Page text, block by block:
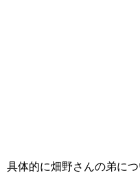
具体的に畑野さんの弟に